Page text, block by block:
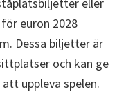
euron 2028
Dessa biljetter är
och kan ge
uppleva spelen.